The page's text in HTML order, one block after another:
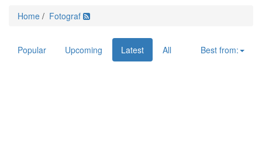
Home / Fotograf
Popular Upcoming Latest All Best from: